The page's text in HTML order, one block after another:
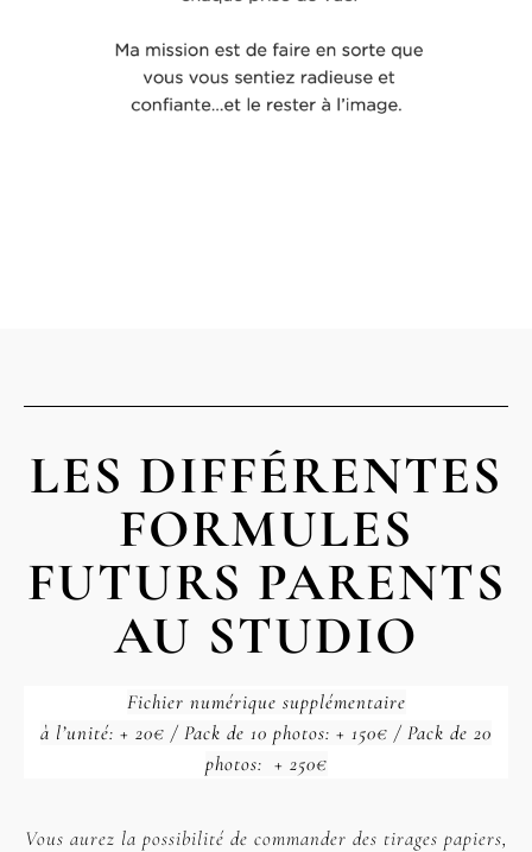
LES DIFFÉRENTES
FORMULES
FUTURS PARENTS
AU STUDIO
Fichier numérique supplémentaire
à l’unité: + 20€ / Pack de 10 photos: + 150€ / Pack de 20
photos: + 250€
Vous aurez la possibilité de commander des tirages papiers,